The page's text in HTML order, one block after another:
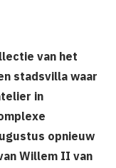
van het
stadsvilla waar
in
opnieuw
Willem II van